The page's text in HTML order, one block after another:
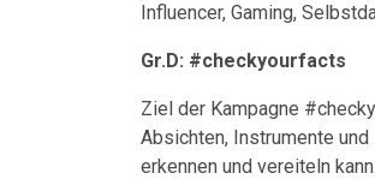
Influencer, Gaming,
Gr.D: #checkyourfacts
Ziel der Kampagne
Absichten, Instrumente
erkennen und vereiteln